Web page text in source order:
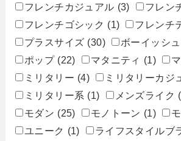
フレンチカジュアル (3) フレン
フレンチゴシック (1) フレンチ
プラスサイズ (30) ボーイッシュ
ポップ (22) マタニティ (1)
ミリタリー (4) ミリタリーカジ
ミリタリー系 (1) メンズライク
モダン (25) モノトーン (1)
ユニーク (1) ライフスタイルブ